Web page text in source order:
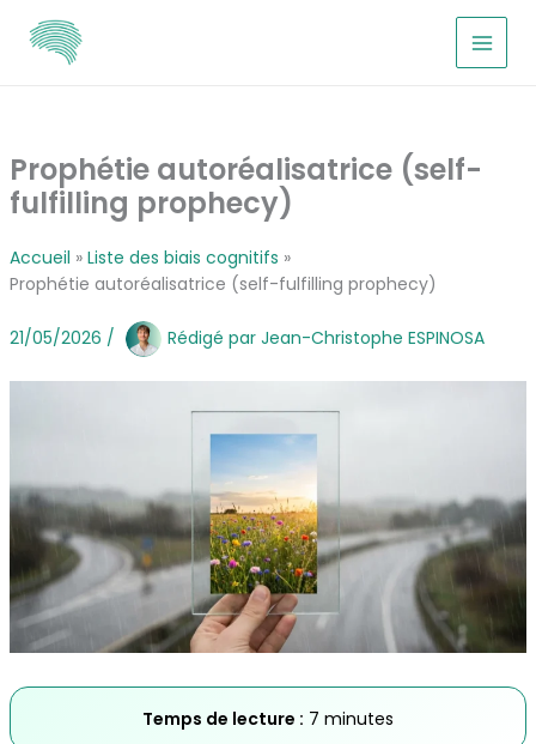
contenu
Prophétie autoréalisatrice (self-
fulfilling prophecy)
Accueil
Liste des biais cognitifs
Prophétie autoréalisatrice (self-fulfilling prophecy)
21/05/2026 / Rédigé par Jean-Christophe ESPINOSA
Temps de lecture : 7 minutes